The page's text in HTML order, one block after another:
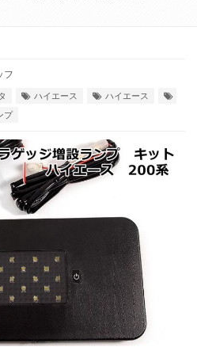
フ
ハイエース
ハイエース
プ